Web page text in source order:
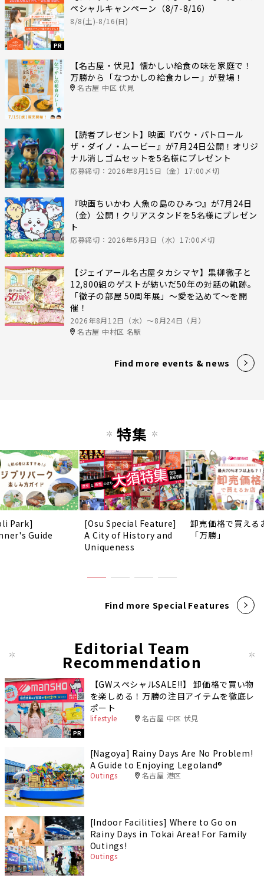
PR
ペシャルキャンペーン（8/7-8/16）
8/8(土)-8/16(日)
【名古屋・伏見】懐かしい給食の味を家庭で！
万勝から「なつかしの給食カレー」が登場！
名古屋 中区 伏見
【読者プレゼント】映画『パウ・パトロール
ザ・ダイノ・ムービー』が7月24日公開！オリジ
ナル消しゴムセットを5名様にプレゼント
応募締切：2026年8月15日（金）17:00〆切
『映画ちいかわ 人魚の島のひみつ』が7月24日
（金）公開！クリアスタンドを5名様にプレゼン
ト
応募締切：2026年6月3日（水）17:00〆切
【ジェイアール名古屋タカシマヤ】黒柳徹子と
12,800組のゲストが紡いだ50年の対話の軌跡。
「徹子の部屋 50周年展」～愛を込めて～を開
催！
2026年8月12日（水）〜8月24日（月）
名古屋 中村区 名駅
Find more events & news
特集
Park]
Guide
[Osu Special Feature]
A City of History and
Uniqueness
卸売価格で買える
「万勝」
Find more Special Features
Editorial Team
Recommendation
PR
【GWスペシャルSALE‼︎】 卸価格で買い物
を楽しめる！万勝の注目アイテムを徹底レ
ポート
lifestyle 名古屋 中区 伏見
[Nagoya] Rainy Days Are No Problem!
A Guide to Enjoying Legoland®️
Outings 名古屋 港区
[Indoor Facilities] Where to Go on
Rainy Days in Tokai Area! For Family
Outings!
Outings